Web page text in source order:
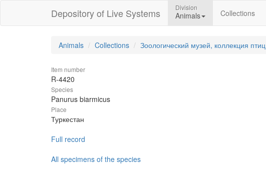
Depository of Live Systems Division
Animals Collections
Animals Collections Зоологический музей, коллекция птиц
Item number
R-4420
Species
Panurus biarmicus
Place
Туркестан
Full record
All specimens of the species